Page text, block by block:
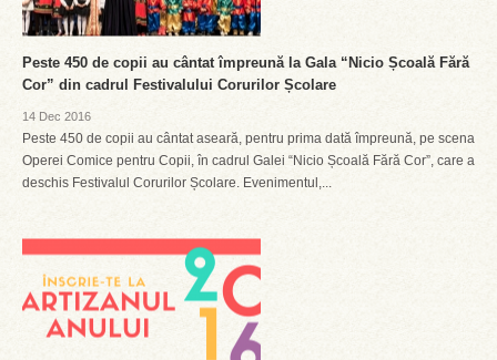
Peste 450 de copii au cântat împreună la Gala “Nicio Școală Fără
Cor” din cadrul Festivalului Corurilor Școlare
14 Dec 2016
Peste 450 de copii au cântat aseară, pentru prima dată împreună, pe scena
Operei Comice pentru Copii, în cadrul Galei “Nicio Școală Fără Cor”, care a
deschis Festivalul Corurilor Școlare. Evenimentul,...